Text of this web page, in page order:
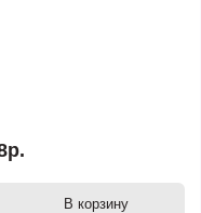
В корзину